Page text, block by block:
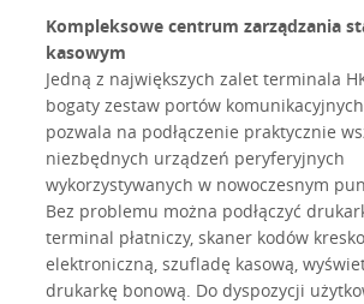
Kompleksowe centrum zarządzania
kasowym
Jedną z największych zalet terminala
bogaty zestaw portów
pozwala na podłączenie praktycznie
niezbędnych urządzeń peryferyjnych
wykorzystywanych w nowoczesnym
Bez problemu można podłączyć
terminal płatniczy, skaner kodów
elektroniczną, szufladę kasową,
drukarkę bonową. Do dyspozycji